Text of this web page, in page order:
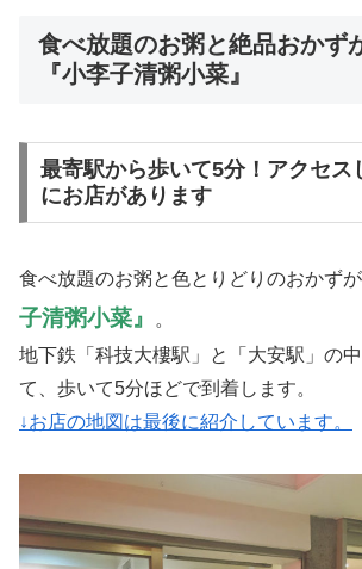
食べ放題のお粥と絶品おかず
『小李子清粥小菜』
最寄駅から歩いて5分！アクセス
にお店があります
食べ放題のお粥と色とりどりのおかず
子清粥小菜』
。
地下鉄「科技大樓駅」と「大安駅」の
て、歩いて5分ほどで到着します。
↓お店の地図は最後に紹介しています。